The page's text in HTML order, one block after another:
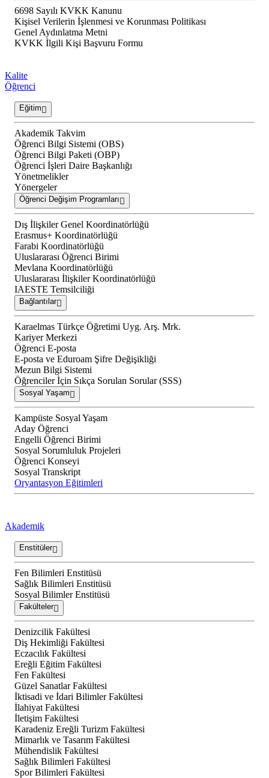
6698 Sayılı KVKK Kanunu
Kişisel Verilerin İşlenmesi ve Korunması Politikası
Genel Aydınlatma Metni
KVKK İlgili Kişi Başvuru Formu
Kalite
Öğrenci
Eğitim
Akademik Takvim
Öğrenci Bilgi Sistemi (OBS)
Öğrenci Bilgi Paketi (OBP)
Öğrenci İşleri Daire Başkanlığı
Yönetmelikler
Yönergeler
Öğrenci Değişim Programları
Dış İlişkiler Genel Koordinatörlüğü
Erasmus+ Koordinatörlüğü
Farabi Koordinatörlüğü
Uluslararası Öğrenci Birimi
Mevlana Koordinatörlüğü
Uluslararası İlişkiler Koordinatörlüğü
IAESTE Temsilciliği
Bağlantılar
Karaelmas Türkçe Öğretimi Uyg. Arş. Mrk.
Kariyer Merkezi
Öğrenci E-posta
E-posta ve Eduroam Şifre Değişikliği
Mezun Bilgi Sistemi
Öğrenciler İçin Sıkça Sorulan Sorular (SSS)
Sosyal Yaşam
Kampüste Sosyal Yaşam
Aday Öğrenci
Engelli Öğrenci Birimi
Sosyal Sorumluluk Projeleri
Öğrenci Konseyi
Sosyal Transkript
Oryantasyon Eğitimleri
Akademik
Enstitüler
Fen Bilimleri Enstitüsü
Sağlık Bilimleri Enstitüsü
Sosyal Bilimler Enstitüsü
Fakülteler
Denizcilik Fakültesi
Diş Hekimliği Fakültesi
Eczacılık Fakültesi
Ereğli Eğitim Fakültesi
Fen Fakültesi
Güzel Sanatlar Fakültesi
İktisadi ve İdari Bilimler Fakültesi
İlahiyat Fakültesi
İletişim Fakültesi
Karadeniz Ereğli Turizm Fakültesi
Mimarlık ve Tasarım Fakültesi
Mühendislik Fakültesi
Sağlık Bilimleri Fakültesi
Spor Bilimleri Fakültesi